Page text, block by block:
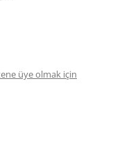
üye olmak için